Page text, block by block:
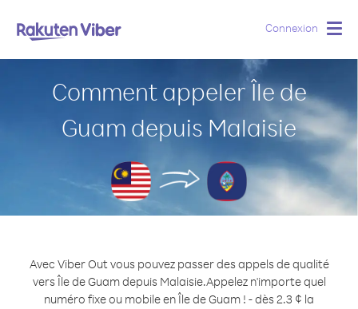
Connexion
Comment appeler Île de
Guam depuis Malaisie
Avec Viber Out vous pouvez passer des appels de qualité
vers Île de Guam depuis Malaisie.Appelez n'importe quel
numéro fixe ou mobile en Île de Guam ! - dès 2.3 ¢ la